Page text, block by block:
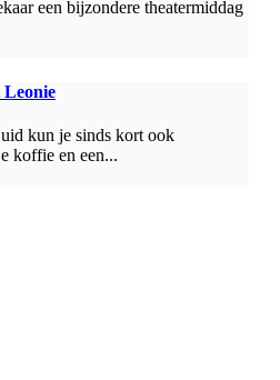
een bijzondere theatermiddag
Leonie
kun je sinds kort ook
koffie en een...